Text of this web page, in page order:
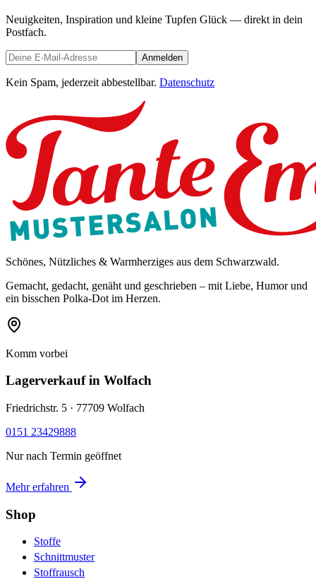
Neuigkeiten, Inspiration und kleine Tupfen Glück — direkt in dein
Postfach.
Anmelden
Kein Spam, jederzeit abbestellbar. Datenschutz
Schönes, Nützliches & Warmherziges aus dem Schwarzwald.
Gemacht, gedacht, genäht und geschrieben – mit Liebe, Humor und
ein bisschen Polka-Dot im Herzen.
Komm vorbei
Lagerverkaufin Wolfach
Friedrichstr. 5 · 77709 Wolfach
0151 23429888
Nur nach Termin geöffnet
Mehr erfahren
Shop
Stoffe
Schnittmuster
Stoffrausch